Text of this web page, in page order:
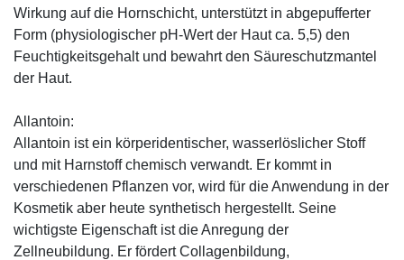
Wirkung auf die Hornschicht, unterstützt in abgepufferter
Form (physiologischer pH-Wert der Haut ca. 5,5) den
Feuchtigkeitsgehalt und bewahrt den Säureschutzmantel
der Haut.
Allantoin:
Allantoin ist ein körperidentischer, wasserlöslicher Stoff
und mit Harnstoff chemisch verwandt. Er kommt in
verschiedenen Pflanzen vor, wird für die Anwendung in der
Kosmetik aber heute synthetisch hergestellt. Seine
wichtigste Eigenschaft ist die Anregung der
Zellneubildung. Er fördert Collagenbildung,